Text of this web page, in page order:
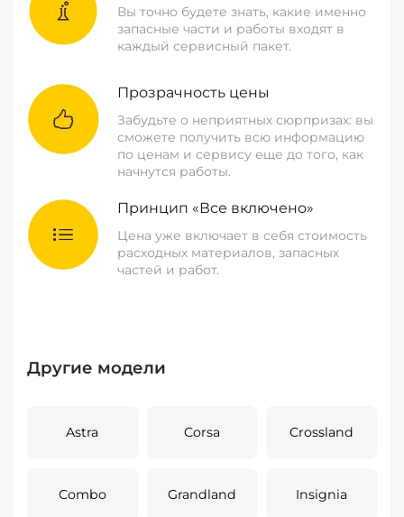
Вы точно будете знать, какие именно
запасные части и работы входят в
каждый сервисный пакет.
Прозрачность цены
Забудьте о неприятных сюрпризах: вы
сможете получить всю информацию
по ценам и сервису еще до того, как
начнутся работы.
Принцип «Все включено»
Цена уже включает в себя стоимость
расходных материалов, запасных
частей и работ.
Другие модели
Astra Corsa Crossland
Combo Grandland Insignia